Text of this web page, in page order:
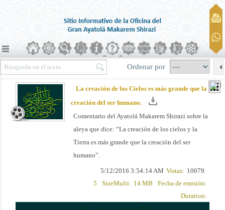
Ordenar por
La creación de los Cielos es más grande que la
creación del ser humano.
Comentario del Ayatolá Makarem Shirazi sobre la
aleya que dice: “La creación de los cielos y la
Tierra es más grande que la creación del ser
humano”.
10079
Vistas:
5/12/2016 3:54:14 AM
Fecha de emisión:
14 MB
SizeMulti:
5
Duration: